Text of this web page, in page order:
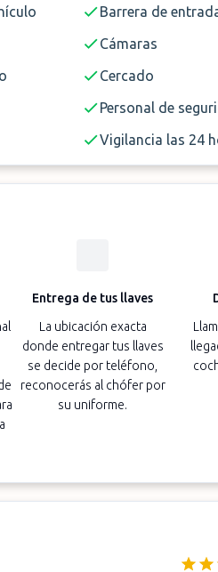
Barrera de
Cámaras
Cercado
Personal de
Vigilancia las 24
Entrega de tus llaves
La ubicación exacta
donde entregar tus llaves
se decide por teléfono,
reconocerás al chófer por
su uniforme.